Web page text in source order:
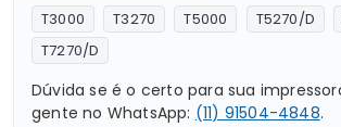
T3000
T3270 T5000 T5270/D
T7270/D
Dúvida se é o certo para sua
gente no WhatsApp: (11) 91504-4848.